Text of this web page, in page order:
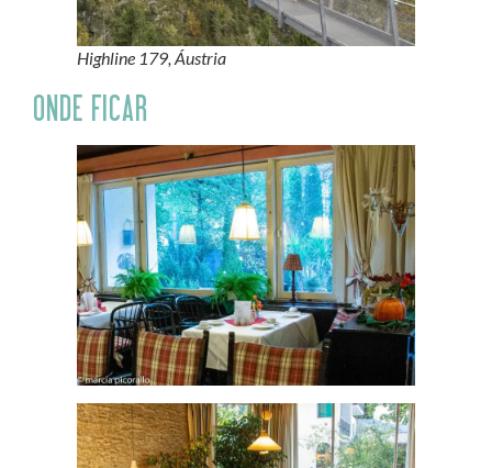
Highline 179, Áustria
ONDE FICAR